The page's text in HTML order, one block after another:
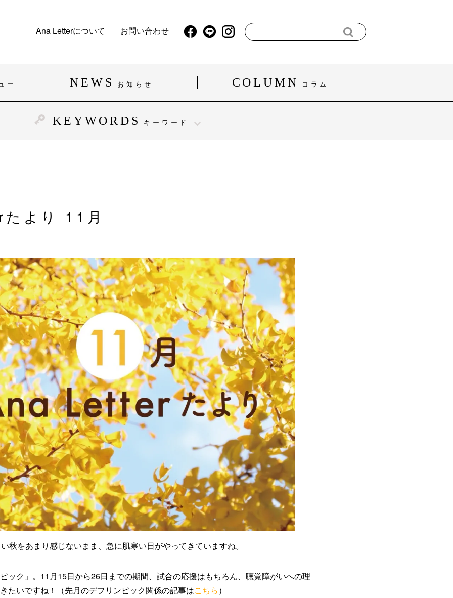
Ana Letterについて お問い合わせ
ー NEWS お知らせ COLUMN コラム
KEYWORDS キーワード
より 11月
秋をあまり感じないまま、急に肌寒い日がやってきていますね。
ック」。11月15日から26日までの期間、試合の応援はもちろん、聴覚障がいへの理
たいですね！（先月のデフリンピック関係の記事はこちら）